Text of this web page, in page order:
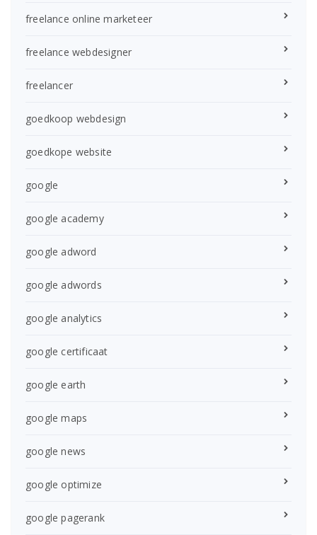
freelance online marketeer
freelance webdesigner
freelancer
goedkoop webdesign
goedkope website
google
google academy
google adword
google adwords
google analytics
google certificaat
google earth
google maps
google news
google optimize
google pagerank